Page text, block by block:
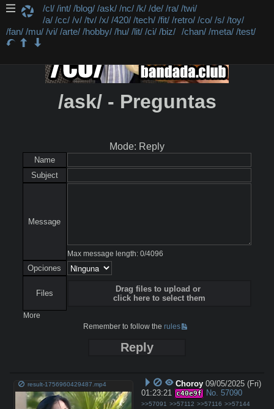
/cl/ /int/ /blog/ /ask/ /nc/ /k/ /de/ /ra/ /twi/
/a/ /cc/ /v/ /tv/ /x/ /420/ /tech/ /fit/ /retro/ /co/ /s/ /toy/
/fan/ /mu/ /vi/ /arte/ /hobby/ /hu/ /lit/ /ci/ /biz/ /chan/ /meta/ /test/
/ask/ - Preguntas
Mode: Reply
Name
Subject
Message
Max message length: 0/4096
Opciones
Files
Drag files to upload or
click here to select them
More
Remember to follow therules
Reply
result-1756960429487.mp4 Choroy 09/05/2025 (Fri)
01:23:21 c40e9f No. 57090
>>57091 >>57112 >>57116 >>57144